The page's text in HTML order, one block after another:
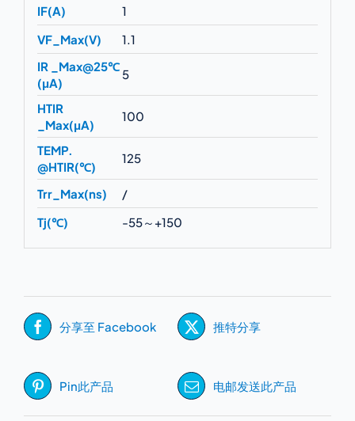
IF(A)
1
VF_Max(V)
1.1
IR _Max@25℃
(μA)
5
HTIR
_Max(μA)
100
TEMP.
@HTIR(℃)
125
Trr_Max(ns)
/
Tj(℃)
-55～+150
分享至 Facebook 推特分享
Pin此产品 电邮发送此产品